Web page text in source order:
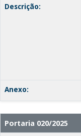
Descrição:
Anexo:
Portaria 020/2025